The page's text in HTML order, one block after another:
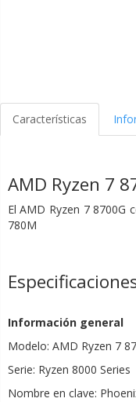
Características
AMD Ryzen 7
El AMD Ryzen 7
780M
Información general
Modelo: AMD Ryzen 7
Serie: Ryzen 8000 Series
Nombre en clave: